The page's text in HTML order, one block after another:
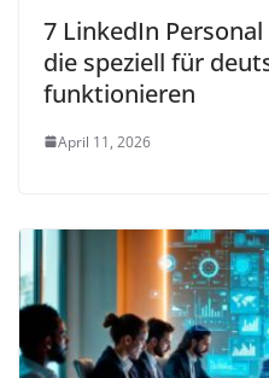
7 LinkedIn
die speziell für
funktionieren
April 11, 2026